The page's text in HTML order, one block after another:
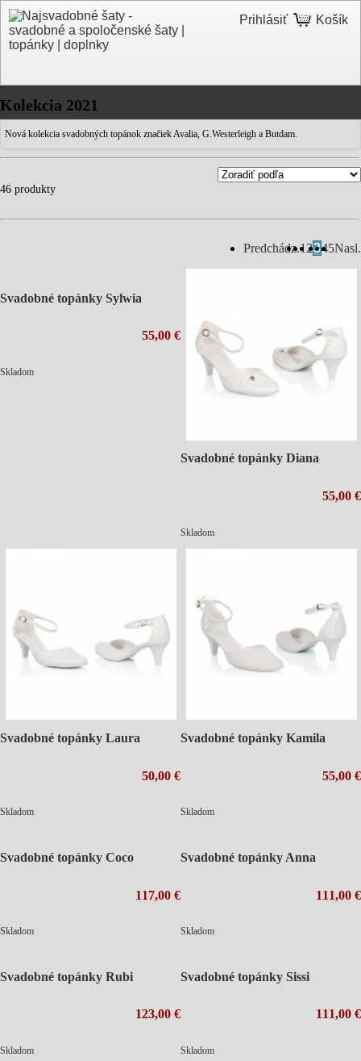
Košík
Prihlásiť
Kolekcia 2021
Nová kolekcia svadobných topánok značiek Avalia, G.Westerleigh a Butdam.
46 produkty
Predchádz.1 2345Nasl.
Svadobné topánky Sylwia
55,00 €
Skladom
Svadobné topánky Diana
55,00 €
Skladom
Svadobné topánky Laura
50,00 €
Skladom
Svadobné topánky Kamila
55,00 €
Skladom
Svadobné topánky Coco
117,00 €
Skladom
Svadobné topánky Anna
111,00 €
Skladom
Svadobné topánky Rubi
123,00 €
Skladom
Svadobné topánky Sissi
111,00 €
Skladom